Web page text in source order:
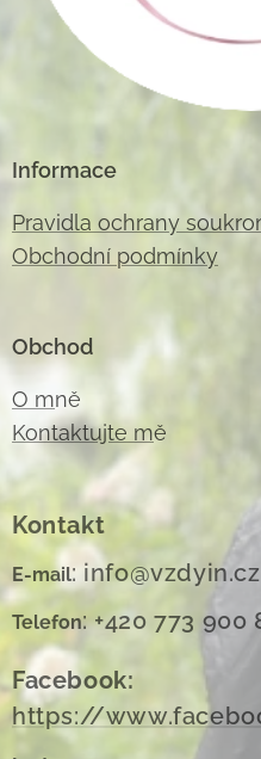
Informace
Pravidla ochrany
Obchodní podmínky
Obchod
O mně
Kontaktujte mě
Kontakt
E-mail: info@vzdyin.cz
Telefon: +420 773 900
Facebook:
https://